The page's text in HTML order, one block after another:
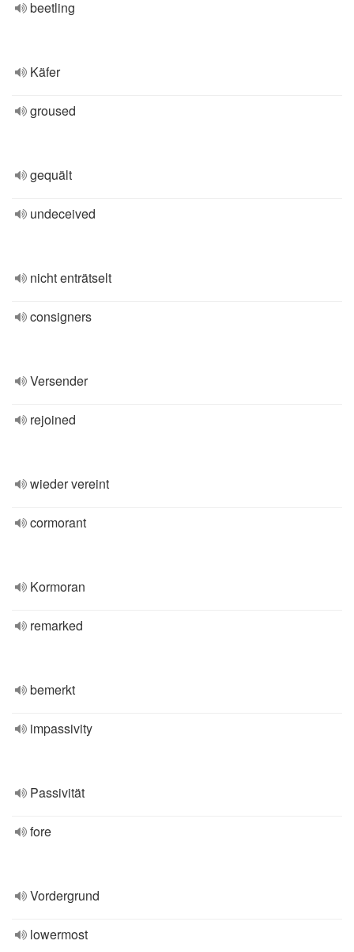
beetling
Käfer
groused
gequält
undeceived
nicht enträtselt
consigners
Versender
rejoined
wieder vereint
cormorant
Kormoran
remarked
bemerkt
impassivity
Passivität
fore
Vordergrund
lowermost